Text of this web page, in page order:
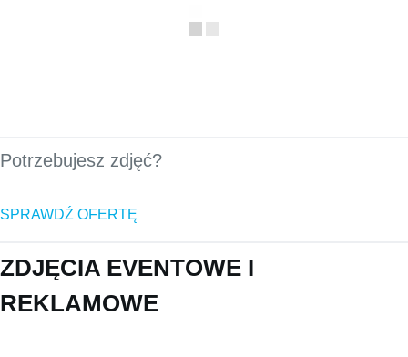
Potrzebujesz zdjęć?
SPRAWDŹ OFERTĘ
ZDJĘCIA EVENTOWE I
REKLAMOWE